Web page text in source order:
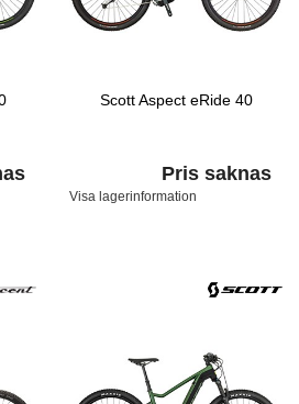
Scott Aspect eRide 40
Pris saknas
Visa lagerinformation